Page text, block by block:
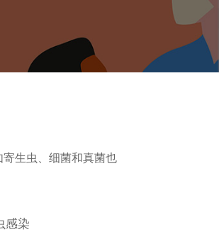
生虫、细菌和真菌也
感染